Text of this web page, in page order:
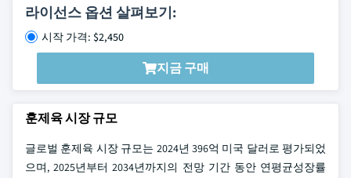
라이선스 옵션 살펴보기:
시작 가격: $2,450
지금 구매
훈제육 시장 규모
글로벌 훈제육 시장 규모는 2024년 396억 미국 달러로 평가되었
으며, 2025년부터 2034년까지의 전망 기간 동안 연평균성장률